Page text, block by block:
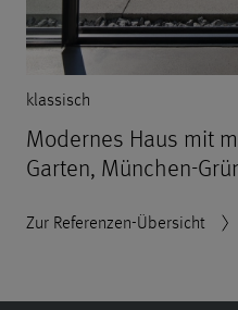
klassisch
Modernes Haus mit
Garten, München-
Zur Referenzen-Übersicht